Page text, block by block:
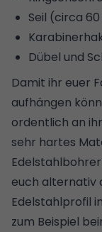
Seil (circa
Dübel und
Damit ihr euer
aufhängen
ordentlich an
sehr hartes
euch alternativ
Edelstahlprofil
zum Beispiel